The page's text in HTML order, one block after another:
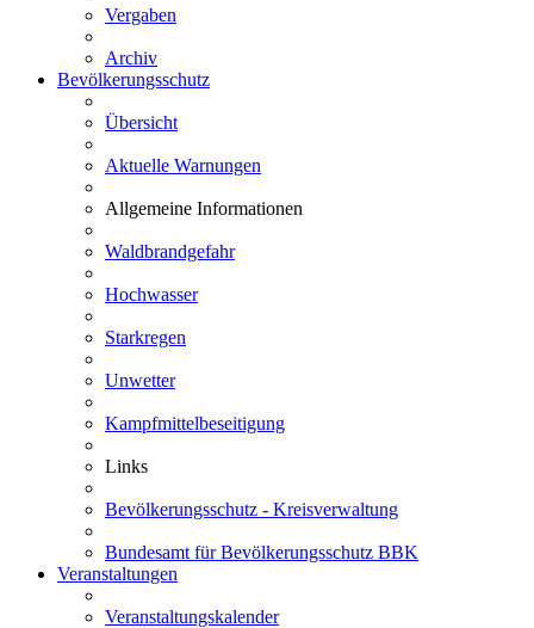
Vergaben
Archiv
Bevölkerungsschutz
Übersicht
Aktuelle Warnungen
Allgemeine Informationen
Waldbrandgefahr
Hochwasser
Starkregen
Unwetter
Kampfmittelbeseitigung
Links
Bevölkerungsschutz - Kreisverwaltung
Bundesamt für Bevölkerungsschutz BBK
Veranstaltungen
Veranstaltungskalender